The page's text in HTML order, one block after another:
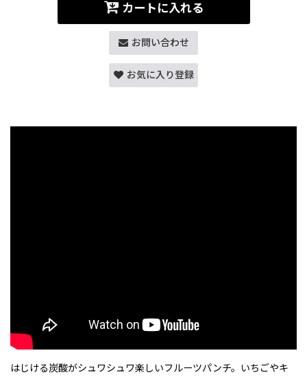
カートに入れる
お問い合わせ
お気に入り登録
はじける炭酸がシュワシュワ楽しいフルーツパンチ。いちごやキ